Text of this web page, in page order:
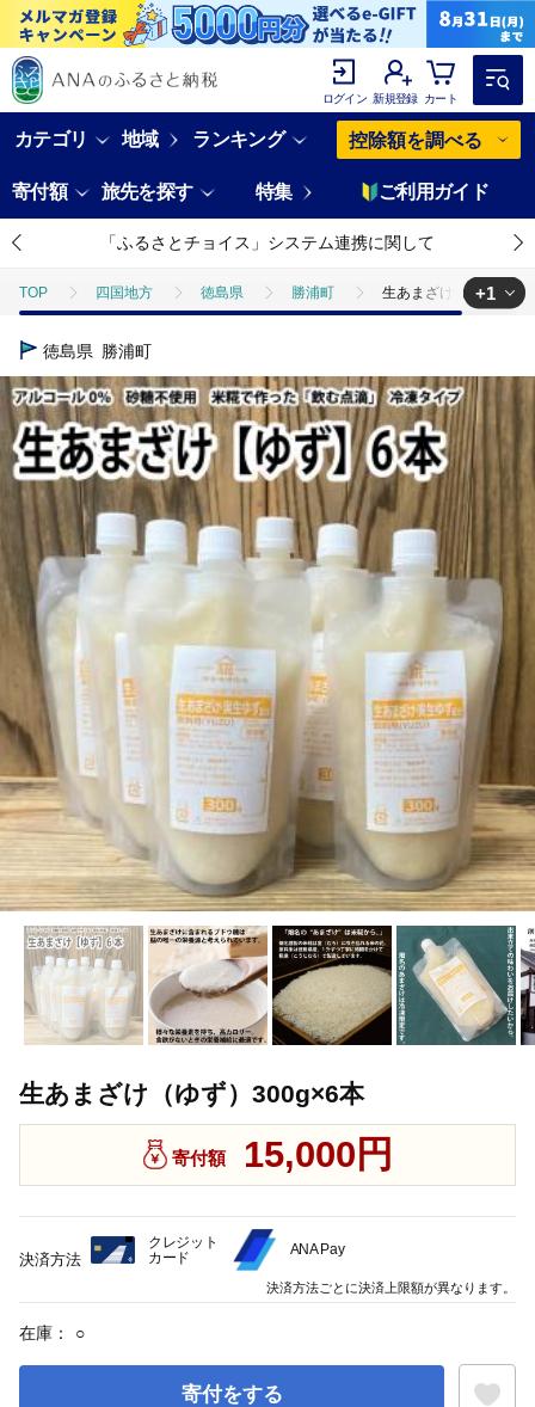
ログイン 新規登録 カート
カテゴリ 地域 ランキング 控除額を調べる
寄付額 旅先を探す 特集 ご利用ガイド
「ふるさとチョイス」システム連携に関して
TOP 四国地方 徳島県 勝浦町 生あまざけ（ゆず）
TOP
+1
徳島県 勝浦町
生あまざけ（ゆず）300g×6本
寄付額 15,000円
在庫： ○
寄付をする
決済方法
クレジット
カード
ANA Pay
決済方法ごとに決済上限額が異なります。